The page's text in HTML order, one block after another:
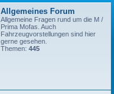
Allgemeines Forum
Allgemeine Fragen rund um die M /
Prima Mofas. Auch
Fahrzeugvorstellungen sind hier
gerne gesehen.
Themen: 445